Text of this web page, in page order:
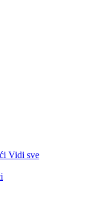
Vidi sve